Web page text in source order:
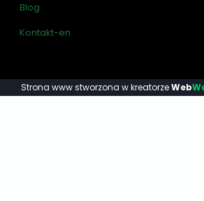
Blog
Kontakt-en
Strona www stworzona wkreatorzeWeb